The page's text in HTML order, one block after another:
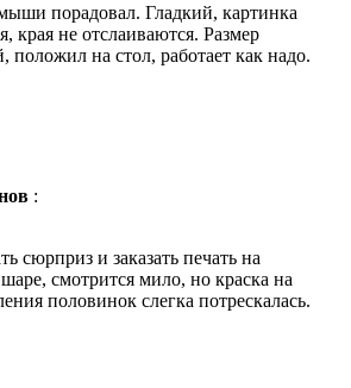
порадовал. Гладкий, картинка
края не отслаиваются. Размер
положил на стол, работает как надо.
:
сюрприз и заказать печать на
смотрится мило, но краска на
половинок слегка потрескалась.